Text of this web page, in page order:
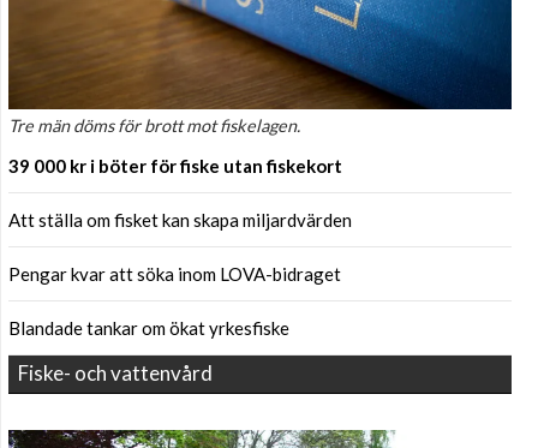
Tre män döms för brott mot fiskelagen.
39 000 kr i böter för fiske utan fiskekort
Att ställa om fisket kan skapa miljardvärden
Pengar kvar att söka inom LOVA-bidraget
Blandade tankar om ökat yrkesfiske
Fiske- och vattenvård